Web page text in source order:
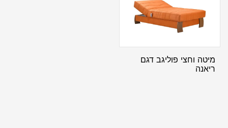
מיטה וחצי פוליגב דגם
ריאנה